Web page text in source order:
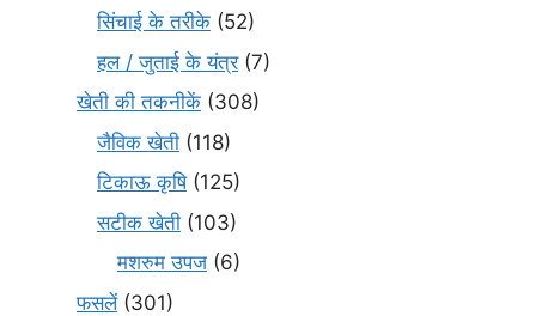
सिंचाई के तरीके (52)
हल / जुताई के यंत्र(7)
खेती की तकनीकें (308)
जैविक खेती (118)
टिकाऊ कृषि(125)
सटीक खेती (103)
मशरुम उपज (6)
फसलें(301)